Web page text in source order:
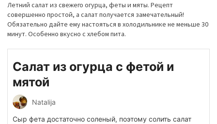
Летний салат из свежего огурца, феты и мяты. Рецепт
совершенно простой, а салат получается замечательный!
Обязательно дайте ему настояться в холодильнике не меньше 30
минут. Особенно вкусно с хлебом пита.
Салат из огурца с фетой и
мятой
Natalija
Сыр фета достаточно соленый, поэтому солить салат